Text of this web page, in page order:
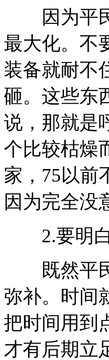
因为平民
最大化。不
装备就耐不
砸。这些东
说，那就是
个比较枯燥
家，75以前
因为完全没
2.要明白
既然平民
弥补。时间
把时间用到
才有后期立